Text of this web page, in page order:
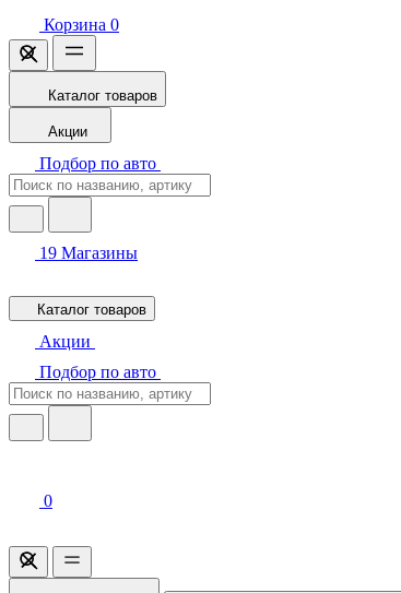
Корзина 0
Каталог товаров
Акции
Подбор по авто
19 Магазины
Каталог товаров
Акции
Подбор по авто
0